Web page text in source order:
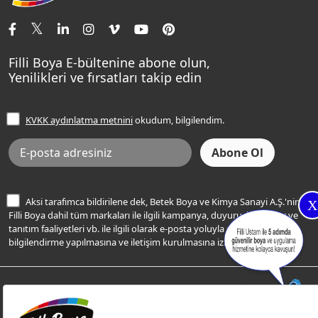
X
Tavan Boyaları
Ev Bakım ve Hobi Boyaları
Yatak Odası Renkleri
Sentomaxx Sentetik Boya
Sentomaxx İpeksi Mat
Momento Life
Şampanya Rengi
Açık Mavi Rengi
Frezya Rengi
İletişim Bilgilerimiz
Renk Danışma
Filli Ustam
Sıkça Sorulan Sorular
Ücretsiz Yalıtım Keşif Hizmeti
Bilgi Toplumu Hizmetleri
İnternet Sitesi Kullanım Koşulları
KVKK Talep Formu
KVKK Aydınlatma Metni
Filli Boya E-bültenine abone olun,
Yenilikleri ve fırsatları takip edin
KVKK aydınlatma metniniokudum, bilgilendim.
Aksi tarafımca bildirilene dek, Betek Boya ve Kimya Sanayi A.Ş.'nin
Filli Boya dahil tüm markaları ile ilgili kampanya, duyuru, hizmetler ve
tanıtım faaliyetleri vb. ile ilgili olarak e-posta yoluyla şahsıma
bilgilendirme yapılmasına ve iletişim kurulmasına izin veriyorum.